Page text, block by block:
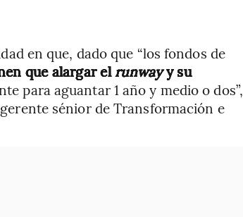
en que, dado que “los fondos de
que alargar elrunwayy su
para aguantar 1 año y medio o dos”,
sénior de Transformación e